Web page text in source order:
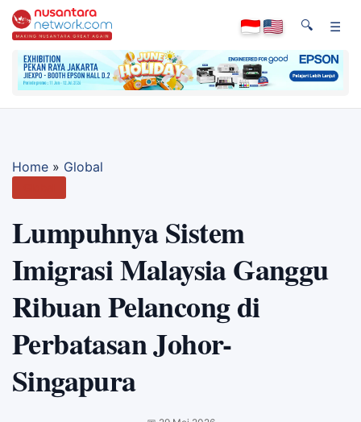
🔍 ☰
Home » Global
Lumpuhnya Sistem
Imigrasi Malaysia Ganggu
Ribuan Pelancong di
Perbatasan Johor-
Singapura